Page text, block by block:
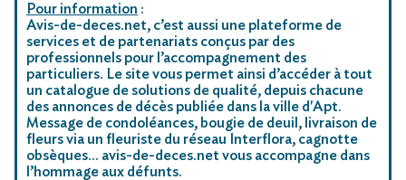
Pour information :
Avis-de-deces.net, c’est aussi une plateforme de
services et de partenariats conçus par des
professionnels pour l’accompagnement des
particuliers. Le site vous permet ainsi d’accéder à tout
un catalogue de solutions de qualité, depuis chacune
des annonces de décès publiée dans la ville d'Apt.
Message de condoléances, bougie de deuil, livraison de
fleurs via un fleuriste du réseau Interflora, cagnotte
obsèques… avis-de-deces.net vous accompagne dans
l’hommage aux défunts.